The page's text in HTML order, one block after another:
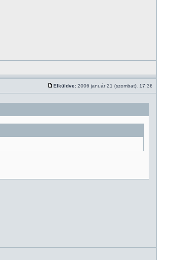
Elküldve: 2006 január 21 (szombat), 17:36